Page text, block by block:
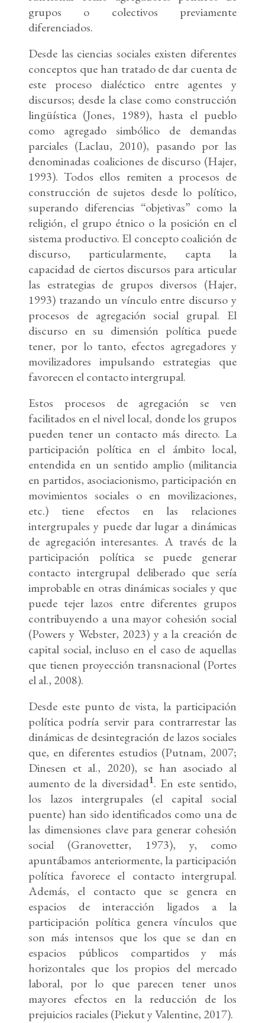
grupos o colectivos previamente
diferenciados.
Desde las ciencias sociales existen diferentes
conceptos que han tratado de dar cuenta de
este proceso dialéctico entre agentes y
discursos; desde la clase como construcción
lingüística (Jones, 1989), hasta el pueblo
como agregado simbólico de demandas
parciales (Laclau, 2010), pasando por las
denominadas coaliciones de discurso (Hajer,
1993). Todos ellos remiten a procesos de
construcción de sujetos desde lo político,
superando diferencias “objetivas” como la
religión, el grupo étnico o la posición en el
sistema productivo. El concepto coalición de
discurso, particularmente, capta la
capacidad de ciertos discursos para articular
las estrategias de grupos diversos (Hajer,
1993) trazando un vínculo entre discurso y
procesos de agregación social grupal. El
discurso en su dimensión política puede
tener, por lo tanto, efectos agregadores y
movilizadores impulsando estrategias que
favorecen el contacto intergrupal.
Estos procesos de agregación se ven
facilitados en el nivel local, donde los grupos
pueden tener un contacto más directo. La
participación política en el ámbito local,
entendida en un sentido amplio (militancia
en partidos, asociacionismo, participación en
movimientos sociales o en movilizaciones,
etc.) tiene efectos en las relaciones
intergrupales y puede dar lugar a dinámicas
de agregación interesantes. A través de la
participación política se puede generar
contacto intergrupal deliberado que sería
improbable en otras dinámicas sociales y que
puede tejer lazos entre diferentes grupos
contribuyendo a una mayor cohesión social
(Powers y Webster, 2023) y a la creación de
capital social, incluso en el caso de aquellas
que tienen proyección transnacional (Portes
el al., 2008).
Desde este punto de vista, la participación
política podría servir para contrarrestar las
dinámicas de desintegración de lazos sociales
que, en diferentes estudios (Putnam, 2007;
Dinesen et al., 2020), se han asociado al
aumento de la diversidad1. En este sentido,
los lazos intergrupales (el capital social
puente) han sido identificados como una de
las dimensiones clave para generar cohesión
social (Granovetter, 1973), y, como
apuntábamos anteriormente, la participación
política favorece el contacto intergrupal.
Además, el contacto que se genera en
espacios de interacción ligados a la
participación política genera vínculos que
son más intensos que los que se dan en
espacios públicos compartidos y más
horizontales que los propios del mercado
laboral, por lo que parecen tener unos
mayores efectos en la reducción de los
prejuicios raciales (Piekut y Valentine, 2017).